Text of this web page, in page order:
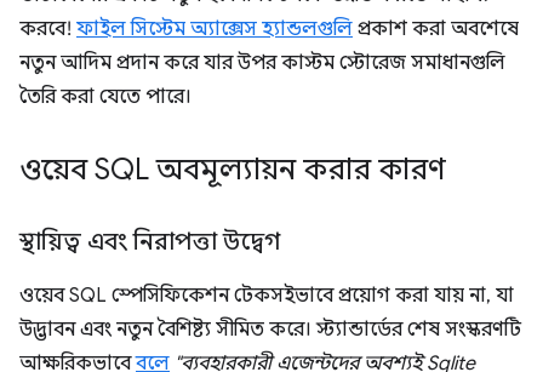
করবে! ফাইল সিস্টেম অ্যাক্সেস হ্যান্ডলগুলি প্রকাশ করা অবশেষে
নতুন আদিম প্রদান করে যার উপর কাস্টম স্টোরেজ সমাধানগুলি
তৈরি করা যেতে পারে।
ওয়েব SQL অবমূল্যায়ন করার কারণ
স্থায়িত্ব এবং নিরাপত্তা উদ্বেগ
ওয়েব SQL স্পেসিফিকেশন টেকসইভাবে প্রয়োগ করা যায় না, যা
উদ্ভাবন এবং নতুন বৈশিষ্ট্য সীমিত করে। স্ট্যান্ডার্ডের শেষ সংস্করণটি
আক্ষরিকভাবেবলে "ব্যবহারকারী এজেন্টদের অবশ্যই Sqlite